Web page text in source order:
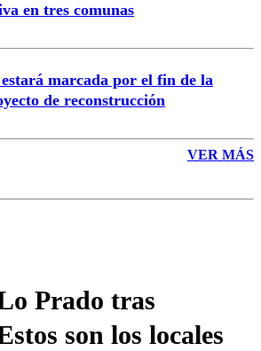
en tres comunas
marcada por el fin de la
de reconstrucción
VER MÁS
Prado tras
son los locales